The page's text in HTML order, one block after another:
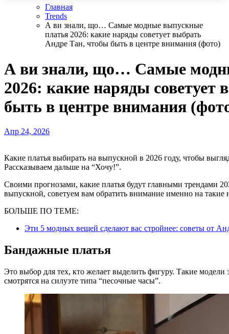
Главная
Trends
А ви знали, що… Самые модные выпускные
платья 2026: какие наряды советует выбрать
Андре Тан, чтобы быть в центре внимания (фото)
А ви знали, що… Самые
2026: какие наряды
быть в центре внимания
Апр 24, 2026
Какие платья выбирать на выпускной в 2026 году, чтобы выглядеть стильно и привлекать максимум внимания?
Рассказываем дальше на “Хочу!”.
Своими прогнозами, какие платья будут главными трендами
выпускной, советуем вам обратить внимание именно на такие
БОЛЬШЕ ПО ТЕМЕ:
Эти 5 модных вещей сделают вас стройнее: советы от
Бандажные платья
Это выбор для тех, кто желает выделить фигуру. Такие
смотрятся на силуэте типа “песочные часы”.